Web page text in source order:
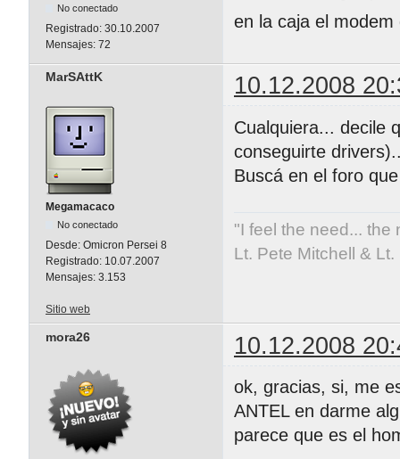
No conectado
Registrado: 30.10.2007
Mensajes: 72
en la caja el
MarSAttK 10.12.2008
Megamacaco
No conectado
Desde: Omicron Persei 8
Registrado: 10.07.2007
Mensajes: 3.153
Cualquiera... decile
conseguirte
Buscá en el foro
"I feel the need... the
Lt. Pete Mitchell &
Sitio web
mora26 10.12.2008
ok, gracias, si, me
ANTEL en darme
parece que es el